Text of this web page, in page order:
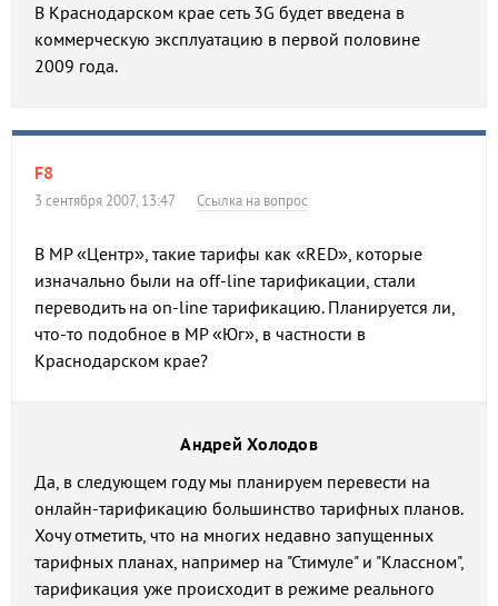
В Краснодарском крае сеть 3G будет введена в
коммерческую эксплуатацию в первой половине
2009 года.
F8
3 сентября 2007, 13:47 Ссылка на вопрос
В МР «Центр», такие тарифы как «RED», которые
изначально были на off-line тарификации, стали
переводить на on-line тарификацию. Планируется ли,
что-то подобное в МР «Юг», в частности в
Краснодарском крае?
Андрей Холодов
Да, в следующем году мы планируем перевести на
онлайн-тарификацию большинство тарифных планов.
Хочу отметить, что на многих недавно запущенных
тарифных планах, например на "Стимуле" и "Классном",
тарификация уже происходит в режиме реального